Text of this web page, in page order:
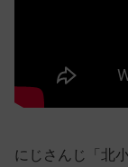
にじさんじ「北